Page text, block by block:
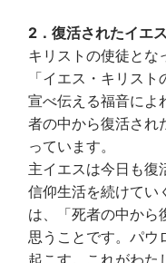
2．復活されたイエ
キリストの使徒とな
「イエス・キリス
宣べ伝える福音によ
者の中から復活され
っています。
主イエスは今日も復
信仰生活を続けてい
は、「死者の中から
思うことです。パウ